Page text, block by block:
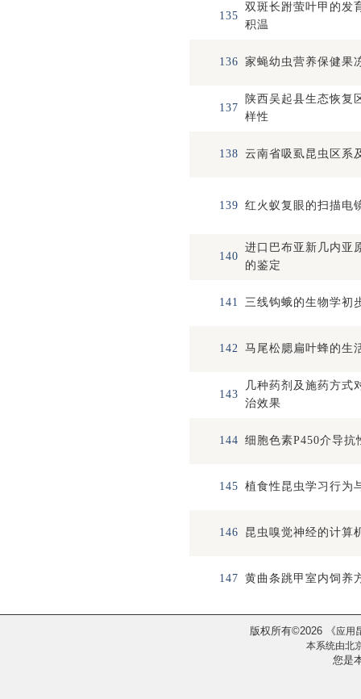
135
双斑长跗萤叶甲的发
积温
136 家蝇幼虫营养保健果
137
陕西吴起县生态恢复
样性
138 云南省吸虱昆虫区系
139 红火蚁复眼的扫描电
140
进口巴布亚新几内亚
的鉴定
141 三线钩蛾的生物学初
142 马尾松腮扁叶蜂的生
143
几种药剂及施药方式
治效果
144 细胞色素P450介导抗
145 植食性昆虫学习行为
146 昆虫嗅觉神经的计算
147 黄曲条跳甲室内饲养
版权所有©2026 《应用
本系统由北
您是